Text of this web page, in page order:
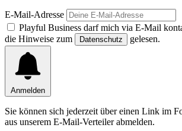
E-Mail-Adresse
Playful Business darf mich via E-Mail
die Hinweise zum
Datenschutz gelesen.
Anmelden
Sie können sich jederzeit über einen Link im
aus unserem E-Mail-Verteiler abmelden.